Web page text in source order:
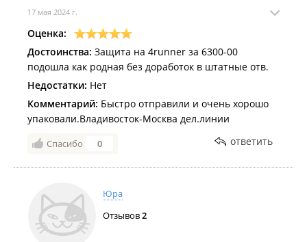
17 мая 2024 г.
Оценка:
Достоинства: Защита на 4runner за 6300-00
подошла как родная без доработок в штатные отв.
Недостатки: Нет
Комментарий: Быстро отправили и очень хорошо
упаковали.Владивосток-Москва дел.линии
Спасибо 0 ответить
Юра
Отзывов2